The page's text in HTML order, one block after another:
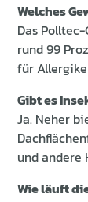
Welches
Das
rund 99
für
Gibt es
Ja. Neher
und andere
Wie läuft